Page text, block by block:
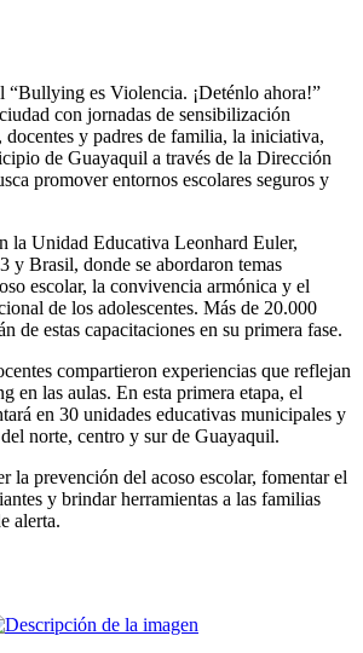
“Bullying es Violencia. ¡Deténlo ahora!”
con jornadas de sensibilización
docentes y padres de familia, la iniciativa,
de Guayaquil a través de la Dirección
promover entornos escolares seguros y
la Unidad Educativa Leonhard Euler,
y Brasil, donde se abordaron temas
escolar, la convivencia armónica y el
de los adolescentes. Más de 20.000
de estas capacitaciones en su primera fase.
compartieron experiencias que reflejan
en las aulas. En esta primera etapa, el
en 30 unidades educativas municipales y
norte, centro y sur de Guayaquil.
la prevención del acoso escolar, fomentar el
y brindar herramientas a las familias
alerta.